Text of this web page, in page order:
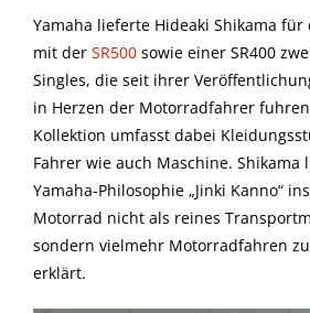
Yamaha lieferte Hideaki Shikama
mit der SR500 sowie einer SR400
Singles, die seit ihrer
in Herzen der Motorradfahrer
Kollektion umfasst dabei
Fahrer wie auch Maschine. Shikama
Yamaha-Philosophie „Jinki Kanno“
Motorrad nicht als reines
sondern vielmehr Motorradfahren
erklärt.